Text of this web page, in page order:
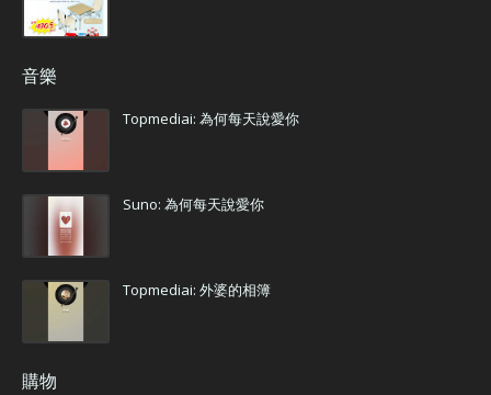
音樂
Topmediai: 為何每天說愛你
Suno: 為何每天說愛你
Topmediai: 外婆的相簿
購物